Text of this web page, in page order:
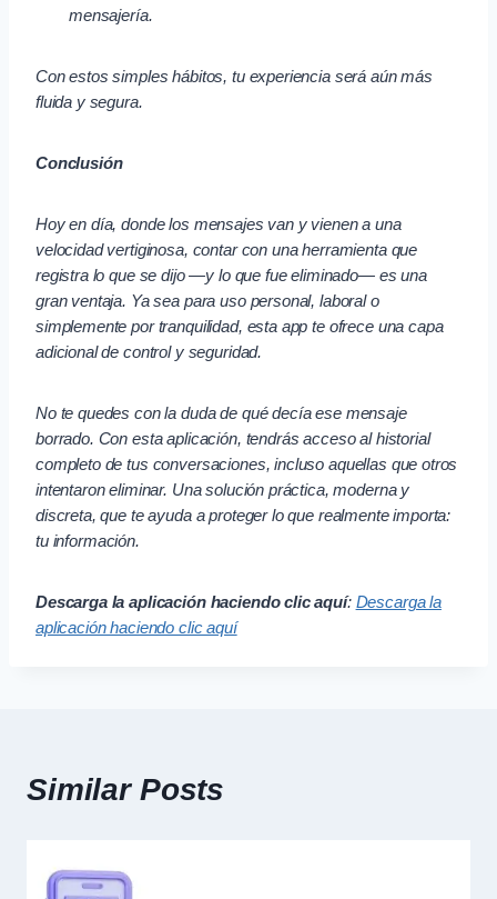
mensajería.
Con estos simples hábitos, tu experiencia será aún más
fluida y segura.
Conclusión
Hoy en día, donde los mensajes van y vienen a una
velocidad vertiginosa, contar con una herramienta que
registra lo que se dijo —y lo que fue eliminado— es una
gran ventaja. Ya sea para uso personal, laboral o
simplemente por tranquilidad, esta app te ofrece una capa
adicional de control y seguridad.
No te quedes con la duda de qué decía ese mensaje
borrado. Con esta aplicación, tendrás acceso al historial
completo de tus conversaciones, incluso aquellas que otros
intentaron eliminar. Una solución práctica, moderna y
discreta, que te ayuda a proteger lo que realmente importa:
tu información.
Descarga la aplicación haciendo clic aquí: Descarga la
aplicación haciendo clic aquí
Similar Posts